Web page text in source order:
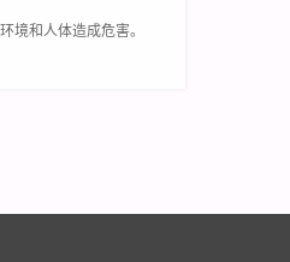
境和人体造成危害。